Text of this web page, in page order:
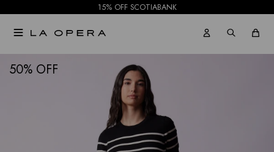
15% OFF SCOTIABANK

50 NOTIFICARME